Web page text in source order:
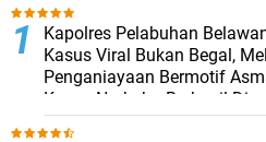
Kapolres Pelabuhan
Kasus Viral Bukan Begal,
Penganiayaan Bermotif
Kasus Narkoba Berhasil